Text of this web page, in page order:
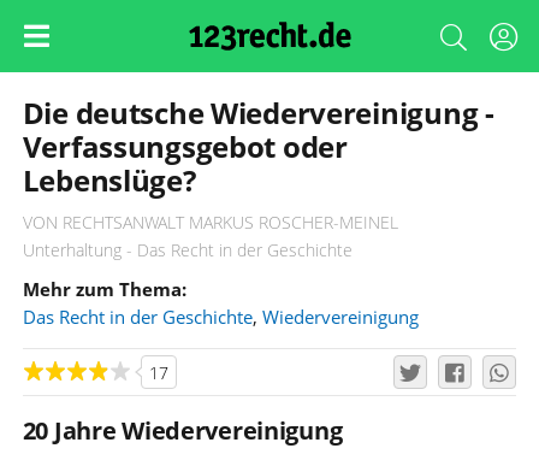
Die deutsche Wiedervereinigung -
Verfassungsgebot oder
Lebenslüge?
VON RECHTSANWALT MARKUS ROSCHER-MEINEL
Unterhaltung - Das Recht in der Geschichte
Mehr zum Thema:
Das Recht in der Geschichte, Wiedervereinigung
17
20 Jahre Wiedervereinigung